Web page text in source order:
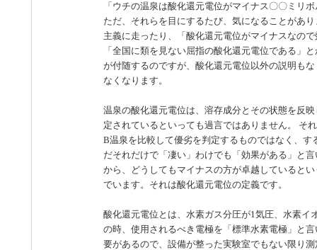
「ウチの温泉は酸化還元電位がマイナス〇〇ミリ
ただ、それらを目にするたび、気になることがあ
主義に走ったり、「酸化還元電位がマイナスなの
「全国に類を見ない屈指の酸化還元電位である」
が付随するのですが、酸化還元電位以外の説明も
なくなります。
温泉の酸化還元電位は、溶存成分とその状態を反
定されているといっても過言ではありません。 そ
B温泉を比較して優劣を判定するものではなく、
だそれだけで「凄い」わけでも「効果がある」と
から、どうしてもマイナスの方が卓越していると
でいます。それは酸化還元電位の定義です。
酸化還元電位とは、水素ガス分圧が1気圧、水素
の時、使用されるべき電極を「標準水素電極」と
要があるので、設備が整った実験室でもない限り